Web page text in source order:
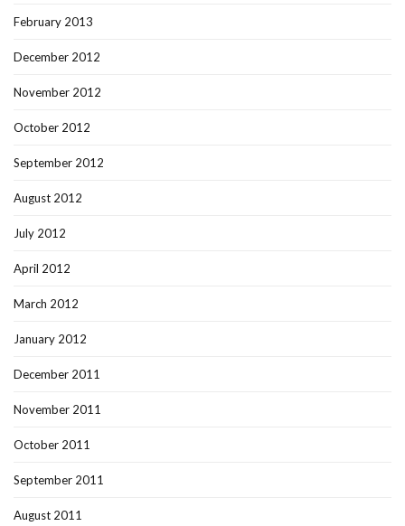
February 2013
December 2012
November 2012
October 2012
September 2012
August 2012
July 2012
April 2012
March 2012
January 2012
December 2011
November 2011
October 2011
September 2011
August 2011